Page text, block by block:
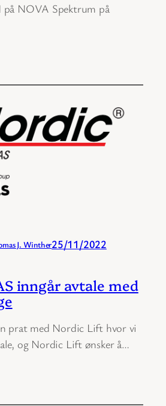
NOVA Spektrum på
J. Winther25/11/2022
inngår avtale med
prat med Nordic Lift hvor vi
og Nordic Lift ønsker å…